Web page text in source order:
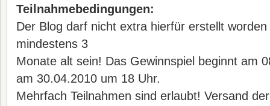
Teilnahmebedingungen:
Der Blog darf nicht extra hierfür erstellt
mindestens 3
Monate alt sein! Das Gewinnspiel beginnt am
am 30.04.2010 um 18 Uhr.
Mehrfach Teilnahmen sind erlaubt! Versand